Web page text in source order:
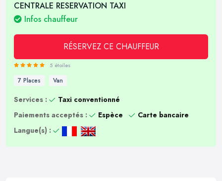
CENTRALE RESERVATION TAXI
Infos chauffeur
RÉSERVEZ CE CHAUFFEUR
5 étoiles
7 Places Van
Services :
Taxi conventionné
Paiements acceptés :
Espèce
Carte bancaire
Langue(s) :